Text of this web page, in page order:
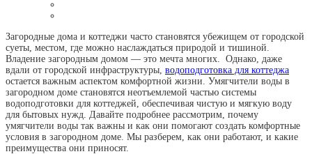
Загородные дома и коттеджи часто становятся убежищем от городской
суеты, местом, где можно наслаждаться природой и тишиной.
Владение загородным домом — это мечта многих. Однако, даже
вдали от городской инфраструктуры, водоподготовка для коттеджа
остается важным аспектом комфортной жизни. Умягчители воды в
загородном доме становятся неотъемлемой частью системы
водоподготовки для коттеджей, обеспечивая чистую и мягкую воду
для бытовых нужд. Давайте подробнее рассмотрим, почему
умягчители воды так важны и как они помогают создать комфортные
условия в загородном доме. Мы разберем, как они работают, и какие
преимущества они приносят.